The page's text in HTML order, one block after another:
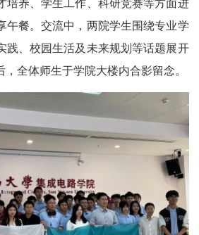
午餐。交流中，两院学生围绕专业学
践、校园生活及未来规划等话题展开
全体师生于学院大楼内合影留念。